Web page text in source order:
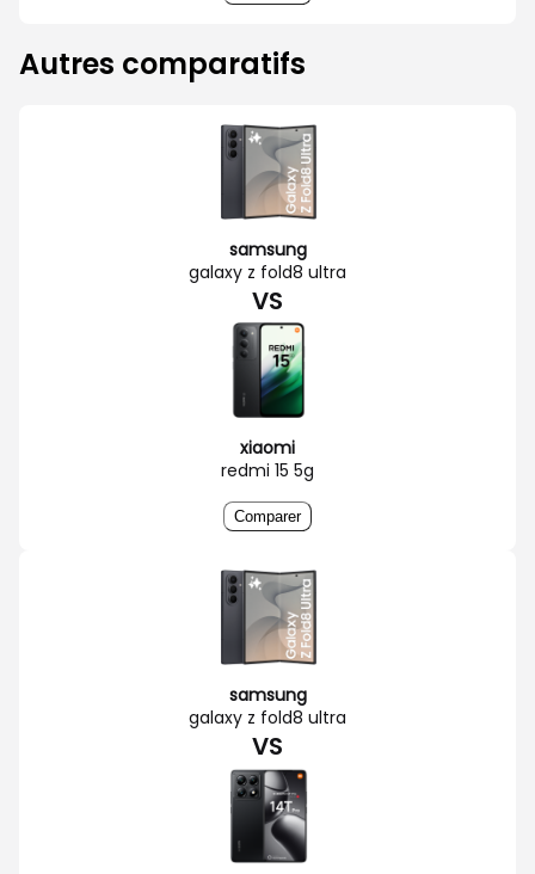
Autres comparatifs
samsung
galaxy z fold8 ultra
VS
xiaomi
redmi 15 5g
Comparer
samsung
galaxy z fold8 ultra
VS